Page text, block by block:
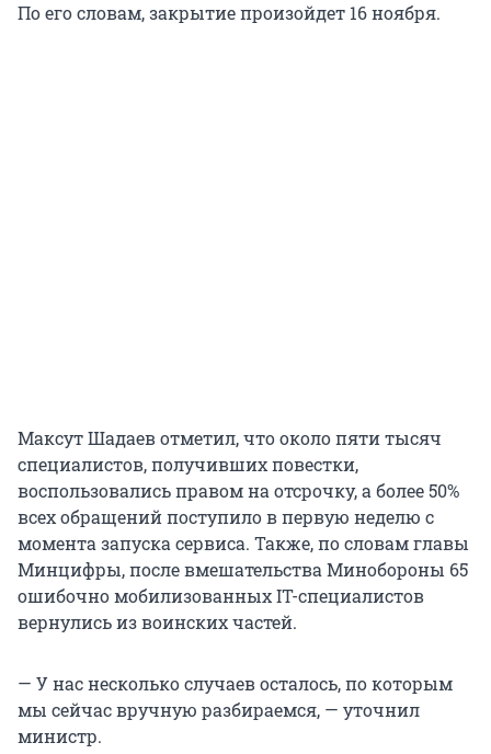
По его словам, закрытие произойдет 16 ноября.
Максут Шадаев отметил, что около пяти тысяч
специалистов, получивших повестки,
воспользовались правом на отсрочку, а более 50%
всех обращений поступило в первую неделю с
момента запуска сервиса. Также, по словам главы
Минцифры, после вмешательства Минобороны 65
ошибочно мобилизованных IT-специалистов
вернулись из воинских частей.
— У нас несколько случаев осталось, по которым
мы сейчас вручную разбираемся, — уточнил
министр.